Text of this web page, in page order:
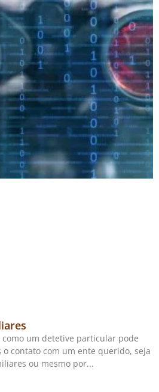
como um detetive particular pode
contato com um ente querido, seja
ou mesmo por